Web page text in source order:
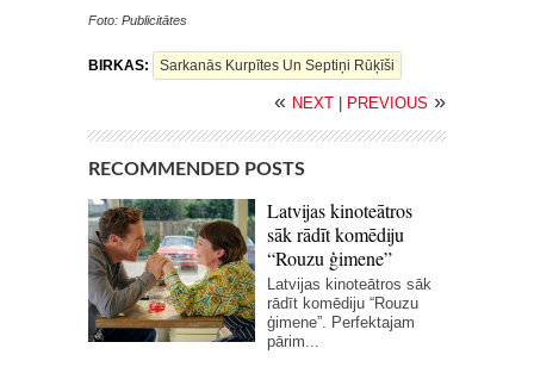
Foto: Publicitātes
BIRKAS: Sarkanās Kurpītes Un Septiņi Rūķīši
« NEXT PREVIOUS »
RECOMMENDED POSTS
Latvijas kinoteātros
sāk rādīt komēdiju
“Rouzu ģimene”
Latvijas kinoteātros sāk
rādīt komēdiju “Rouzu
ģimene”. Perfektajam
pārim...